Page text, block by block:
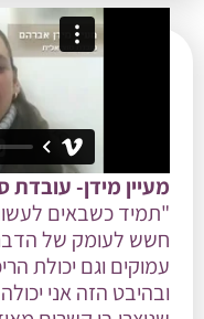
מעיין מידן- עובדת
"תמיד כשבאים
חשש לעומק של
עמוקים וגם יכולת
ובהיבט הזה אני